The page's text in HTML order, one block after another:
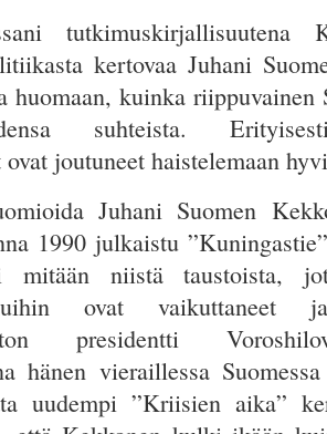
tutkimuskirjallisuutena
kertovaa Juhani
huomaan, kuinka
suhteista.
ovat joutuneet haistelemaan
Juhani Suomen
1990 julkaistu
mitään niistä taustoista,
ovat
presidentti
hänen vieraillessa
uudempi ”Kriisien aika”